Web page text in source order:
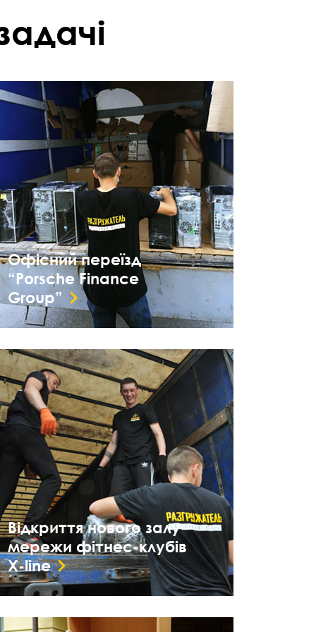
Офісний переїзд
“Porsche Finance
Group”
Відкриття нового залу
мережи фітнес-клубів
X-line